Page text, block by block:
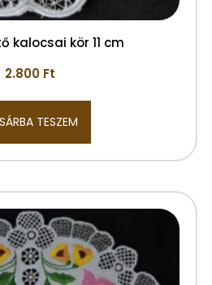
kalocsai kör 11 cm
2.800 Ft
TESZEM